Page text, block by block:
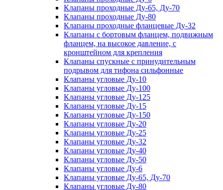
Клапаны проходные Ду-65, Ду-70
Клапаны проходные Ду-80
Клапаны проходные фланцевые Ду-32
Клапаны с бортовым фланцем, подвижным
фланцем, на высокое давление, с
кронштейном для крепления
Клапаны спускные с принудительным
подрывом для тифона сильфонные
Клапаны угловые Ду-10
Клапаны угловые Ду-100
Клапаны угловые Ду-125
Клапаны угловые Ду-15
Клапаны угловые Ду-150
Клапаны угловые Ду-20
Клапаны угловые Ду-25
Клапаны угловые Ду-32
Клапаны угловые Ду-40
Клапаны угловые Ду-50
Клапаны угловые Ду-6
Клапаны угловые Ду-65, Ду-70
Клапаны угловые Ду-80